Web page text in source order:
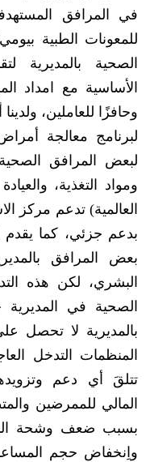
في المرافق
للمعونات الطبية
الصحية بالمديرية
الأساسية مع امداد
وحافزًا للعاملين،
لبرنامج معالجة
لبعض المرافق
ومواد التغذية،
العالمية) تدعم مركز
بدعم جزئي، كما يقدم
بعض المرافق
البشري، لكن هذه
بالمديرية لا تحصل
المنظمات التدخل
تتلقَ أي دعم
المالي للممرضين
بسبب ضعف وشحة
واِنخفاض حجم